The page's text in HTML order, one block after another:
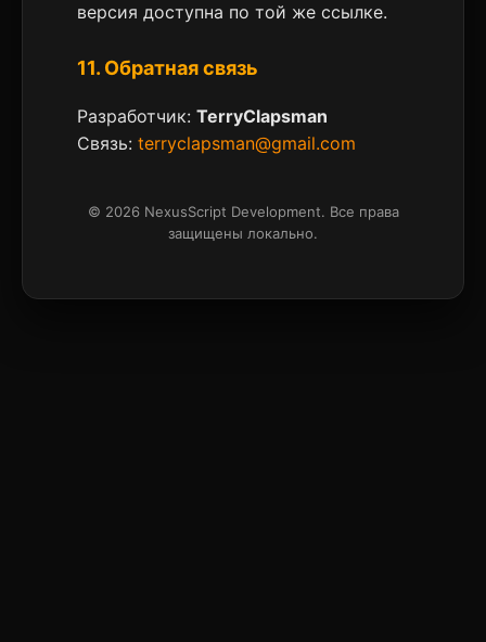
версия доступна по той же ссылке.
11. Обратная связь
Разработчик: TerryClapsman
Связь: terryclapsman@gmail.com
© 2026 NexusScript Development. Все права
защищены локально.